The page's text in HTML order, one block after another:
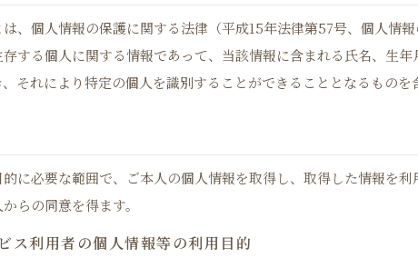
は、個人情報の保護に関する法律（平成15年法律第57号、個人
する個人に関する情報であって、当該情報に含まれる氏名、生
それにより特定の個人を識別することができることとなるものを
に必要な範囲で、ご本人の個⼈情報を取得し、取得した情報を
らの同意を得ます。
ス利用者の個人情報等の利用目的